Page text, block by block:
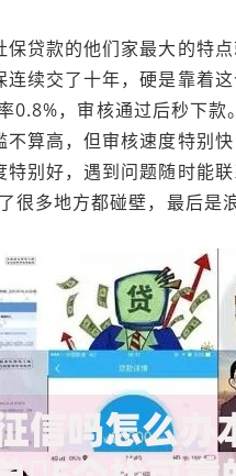
贷款的他们家最大的特
续交了十年，硬是靠着
0.8%，审核通过后秒下款
算高，但审核速度特别
别好，遇到问题随时能
很多地方都碰壁，最后是